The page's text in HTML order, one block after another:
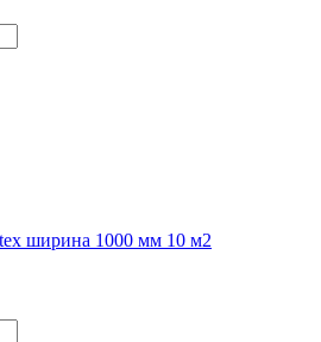
ширина 1000 мм 10 м2